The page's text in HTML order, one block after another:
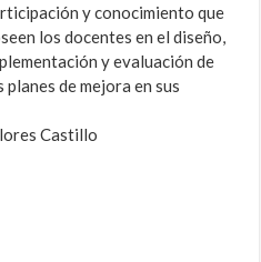
y conocimiento que
los docentes en el diseño,
y evaluación de
planes de mejora en sus
Castillo